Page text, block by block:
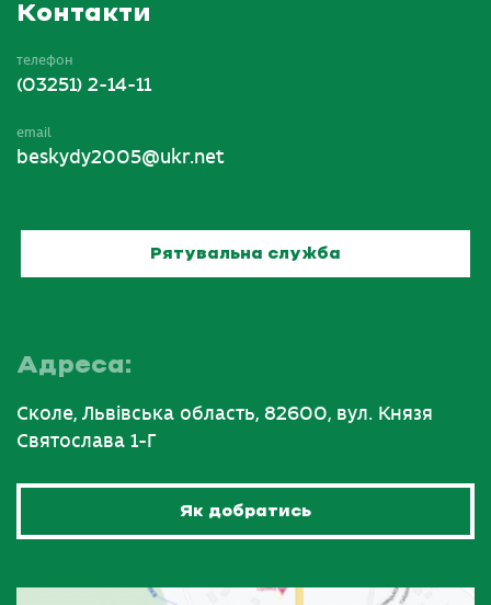
Контакти
телефон
(03251) 2-14-11
email
beskydy2005@ukr.net
Рятувальна служба
Адреса:
Сколе, Львівська область, 82600, вул. Князя
Святослава 1-Г
Як добратись